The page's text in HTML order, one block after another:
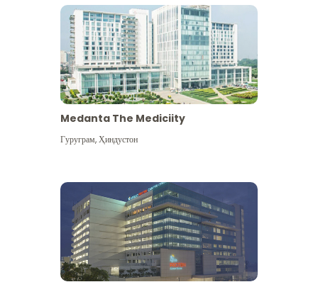
Medanta The Mediciity
Гуруграм,Ҳиндустон